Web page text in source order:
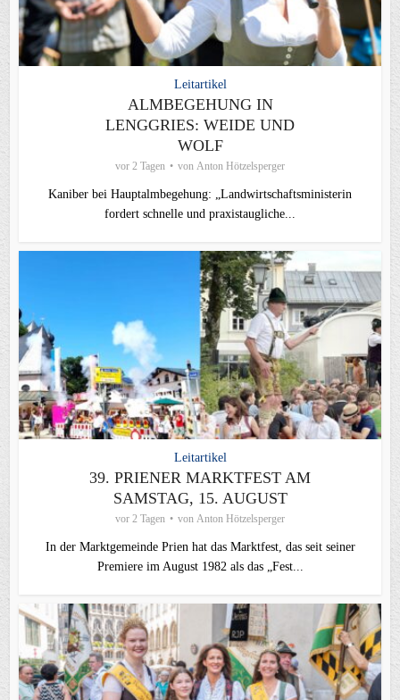
Leitartikel
ALMBEGEHUNG IN
LENGGRIES: WEIDE UND
WOLF
vor 2 Tagen von Anton Hötzelsperger
Kaniber bei Hauptalmbegehung: „Landwirtschaftsministerin
fordert schnelle und praxistaugliche...
Leitartikel
39. PRIENER MARKTFEST AM
SAMSTAG, 15. AUGUST
vor 2 Tagen von Anton Hötzelsperger
In der Marktgemeinde Prien hat das Marktfest, das seit seiner
Premiere im August 1982 als das „Fest...